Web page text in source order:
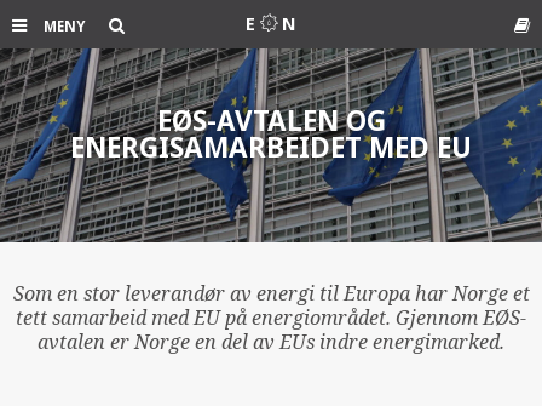
MENY E N
EØS-AVTALEN OG
ENERGISAMARBEIDET MED EU
Som en stor leverandør av energi til Europa har Norge et
tett samarbeid med EU på energiområdet. Gjennom EØS-
avtalen er Norge en del av EUs indre energimarked.